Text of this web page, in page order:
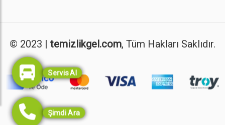
© 2023 | temizlikgel.com, Tüm Hakları Saklıdır.
Servis Al
Şimdi Ara